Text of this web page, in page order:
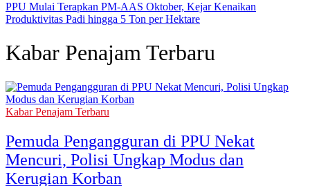
PPU Mulai Terapkan PM-AAS Oktober, Kejar Kenaikan
Produktivitas Padi hingga 5 Ton per Hektare
Kabar Penajam Terbaru
Kabar Penajam Terbaru
Pemuda Pengangguran di PPU Nekat
Mencuri, Polisi Ungkap Modus dan
Kerugian Korban